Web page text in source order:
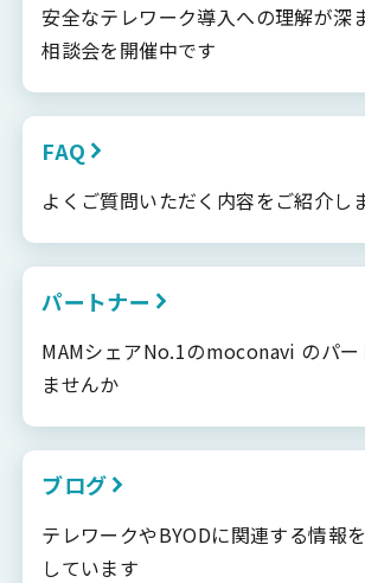
安全なテレワーク導入への理解が深
相談会を開催中です
FAQ
よくご質問いただく内容をご紹介し
パートナー
MAMシェアNo.1のmoconavi のパー
ませんか
ブログ
テレワークやBYODに関連する情報
しています